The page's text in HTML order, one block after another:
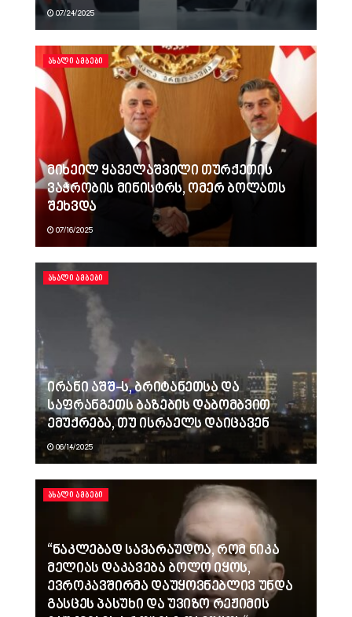
07/24/2025
ᲐᲮᲐᲚᲘ ᲐᲛᲑᲔᲑᲘ
მიხეილ ყაველაშვილი თურქეთის
ვაჭრობის მინისტრს, ომერ ბოლათს
შეხვდა
07/16/2025
ᲐᲮᲐᲚᲘ ᲐᲛᲑᲔᲑᲘ
ირანი აშშ-ს, ბრიტანეთსა და
საფრანგეთს ბაზების დაბომბვით
ემუქრება, თუ ისრაელს დაიცავენ
06/14/2025
ᲐᲮᲐᲚᲘ ᲐᲛᲑᲔᲑᲘ
“ნაკლებად სავარაუდოა, რომ ნიკა
მელიას დაკავება ბოლო იყოს,
ევროკავშირმა დაუყოვნებლივ უნდა
გასცეს პასუხი და უვიზო რეჟიმის